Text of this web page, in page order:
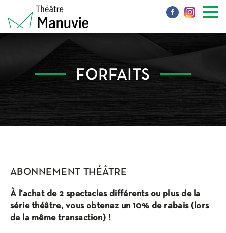
FORFAITS
ABONNEMENT THÉÂTRE
À l'achat de 2 spectacles différents ou plus de la
série théâtre, vous obtenez un 10% de rabais (lors
de la même transaction) !